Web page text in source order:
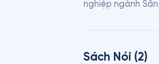
nghiệp ngành
Sách Nói (2)